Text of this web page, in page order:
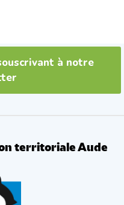
à notre
territoriale Aude